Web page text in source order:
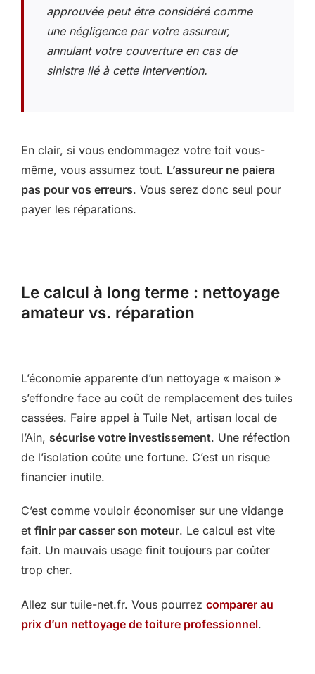
approuvée peut être considéré comme
une négligence par votre assureur,
annulant votre couverture en cas de
sinistre lié à cette intervention.
En clair, si vous endommagez votre toit vous-
même, vous assumez tout. L’assureur ne paiera
pas pour vos erreurs. Vous serez donc seul pour
payer les réparations.
Le calcul à long terme : nettoyage
amateur vs. réparation
L’économie apparente d’un nettoyage « maison »
s’effondre face au coût de remplacement des tuiles
cassées. Faire appel à Tuile Net, artisan local de
l’Ain, sécurise votre investissement. Une réfection
de l’isolation coûte une fortune. C’est un risque
financier inutile.
C’est comme vouloir économiser sur une vidange
et finir par casser son moteur. Le calcul est vite
fait. Un mauvais usage finit toujours par coûter
trop cher.
Allez sur tuile-net.fr. Vous pourrez comparer au
prix d’un nettoyage de toiture professionnel.